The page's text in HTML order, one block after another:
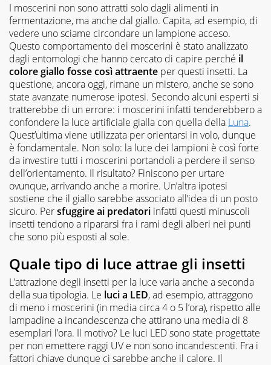
I moscerini non sono attratti solo dagli alimenti in
fermentazione, ma anche dal giallo. Capita, ad esempio, di
vedere uno sciame circondare un lampione acceso.
Questo comportamento dei moscerini è stato analizzato
dagli entomologi che hanno cercato di capire perché il
colore giallo fosse così attraente per questi insetti. La
questione, ancora oggi, rimane un mistero, anche se sono
state avanzate numerose ipotesi. Secondo alcuni esperti si
tratterebbe di un errore: i moscerini infatti tenderebbero a
confondere la luce artificiale gialla con quella della Luna.
Quest’ultima viene utilizzata per orientarsi in volo, dunque
è fondamentale. Non solo: la luce dei lampioni è così forte
da investire tutti i moscerini portandoli a perdere il senso
dell’orientamento. Il risultato? Finiscono per urtare
ovunque, arrivando anche a morire. Un’altra ipotesi
sostiene che il giallo sarebbe associato all’idea di un posto
sicuro. Persfuggire ai predatori infatti questi minuscoli
insetti tendono a ripararsi fra i rami degli alberi nei punti
che sono più esposti al sole.
Quale tipo di luce attrae gli insetti
L’attrazione degli insetti per la luce varia anche a seconda
della sua tipologia. Le luci a LED, ad esempio, attraggono
di meno i moscerini (in media circa 4 o 5 l’ora), rispetto alle
lampadine a incandescenza che attirano una media di 8
esemplari l’ora. Il motivo? Le luci LED sono state progettate
per non emettere raggi UV e non sono incandescenti. Fra i
fattori chiave dunque ci sarebbe anche il calore. Il